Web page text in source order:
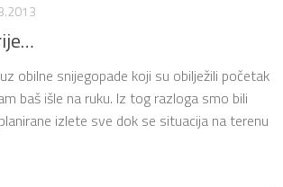
obilne snijegopade koji su obilježili početak
baš išle na ruku. Iz tog razloga smo bili
izlete sve dok se situacija na terenu